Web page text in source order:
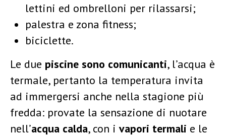
lettini ed ombrelloni per rilassarsi;
palestra e zona fitness;
biciclette.
Le due piscine sono comunicanti, l’acqua è
termale, pertanto la temperatura invita
ad immergersi anche nella stagione più
fredda: provate la sensazione di nuotare
nell’acqua calda, con ivapori termali e le